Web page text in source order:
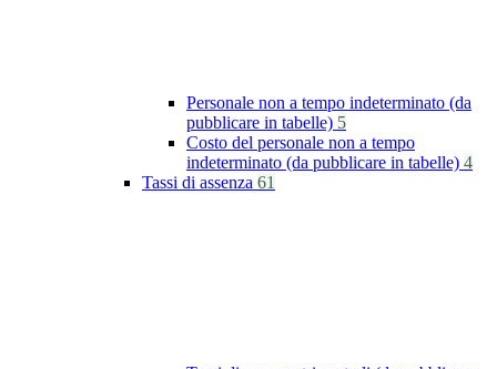
Personale non a tempo indeterminato (da
pubblicare in tabelle) 5
Costo del personale non a tempo
indeterminato (da pubblicare in tabelle) 4
Tassi di assenza 61